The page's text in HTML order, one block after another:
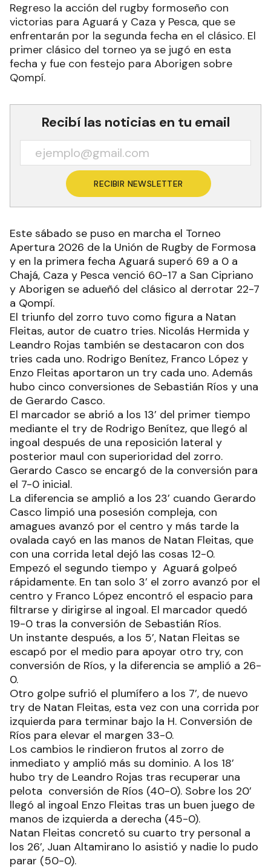
Regreso la acción del rugby formoseño con
victorias para Aguará y Caza y Pesca, que se
enfrentarán por la segunda fecha en el clásico. El
primer clásico del torneo ya se jugó en esta
fecha y fue con festejo para Aborigen sobre
Qompí.
Recibí las noticias en tu email
RECIBIR NEWSLETTER
Este sábado se puso en marcha el Torneo
Apertura 2026 de la Unión de Rugby de Formosa
y en la primera fecha Aguará superó 69 a 0 a
Chajá, Caza y Pesca venció 60-17 a San Cipriano
y Aborigen se adueñó del clásico al derrotar 22-7
a Qompí.
El triunfo del zorro tuvo como figura a Natan
Fleitas, autor de cuatro tries. Nicolás Hermida y
Leandro Rojas también se destacaron con dos
tries cada uno. Rodrigo Benítez, Franco López y
Enzo Fleitas aportaron un try cada uno. Además
hubo cinco conversiones de Sebastián Ríos y una
de Gerardo Casco.
El marcador se abrió a los 13’ del primer tiempo
mediante el try de Rodrigo Benítez, que llegó al
ingoal después de una reposición lateral y
posterior maul con superioridad del zorro.
Gerardo Casco se encargó de la conversión para
el 7-0 inicial.
La diferencia se amplió a los 23’ cuando Gerardo
Casco limpió una posesión compleja, con
amagues avanzó por el centro y más tarde la
ovalada cayó en las manos de Natan Fleitas, que
con una corrida letal dejó las cosas 12-0.
Empezó el segundo tiempo y Aguará golpeó
rápidamente. En tan solo 3’ el zorro avanzó por el
centro y Franco López encontró el espacio para
filtrarse y dirigirse al ingoal. El marcador quedó
19-0 tras la conversión de Sebastián Ríos.
Un instante después, a los 5’, Natan Fleitas se
escapó por el medio para apoyar otro try, con
conversión de Ríos, y la diferencia se amplió a 26-
0.
Otro golpe sufrió el plumífero a los 7’, de nuevo
try de Natan Fleitas, esta vez con una corrida por
izquierda para terminar bajo la H. Conversión de
Ríos para elevar el margen 33-0.
Los cambios le rindieron frutos al zorro de
inmediato y amplió más su dominio. A los 18’
hubo try de Leandro Rojas tras recuperar una
pelota conversión de Ríos (40-0). Sobre los 20’
llegó al ingoal Enzo Fleitas tras un buen juego de
manos de izquierda a derecha (45-0).
Natan Fleitas concretó su cuarto try personal a
los 26’, Juan Altamirano lo asistió y nadie lo pudo
parar (50-0).